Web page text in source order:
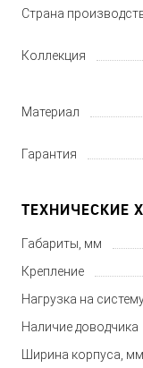
Страна
Коллекция
Материал
Гарантия
ТЕХНИЧЕСКИЕ
Габариты, мм
Крепление
Нагрузка на
Наличие доводчика
Ширина корпуса, мм